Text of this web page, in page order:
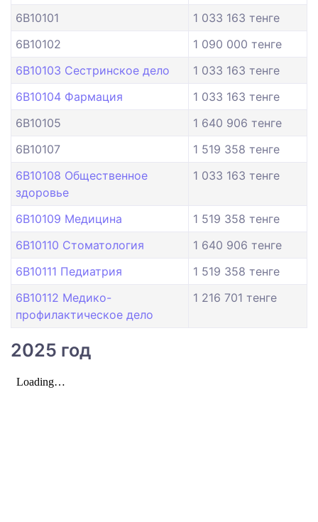
6B10101
1 033 163 тенге
6B10102
1 090 000 тенге
6B10103 Сестринское дело
1 033 163 тенге
6B10104 Фармация
1 033 163 тенге
6B10105
1 640 906 тенге
6B10107
1 519 358 тенге
6B10108 Общественное
здоровье
1 033 163 тенге
6B10109 Медицина
1 519 358 тенге
6B10110 Стоматология
1 640 906 тенге
6B10111 Педиатрия
1 519 358 тенге
6B10112 Медико-
профилактическое дело
1 216 701 тенге
2025 год